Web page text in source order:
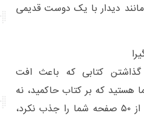
دیدار با یک دوست قدیمی
گذاشتن کتابی که باعث افت
هستید که بر کتاب حاکمید، نه
کتاب بر شما. اگر کتابی پس از ۵۰ صفحه شما را جذب نکرد،